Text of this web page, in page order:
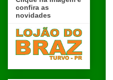
confira as
novidades